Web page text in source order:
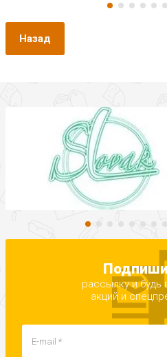
Назад
рассылку и будь
акций и